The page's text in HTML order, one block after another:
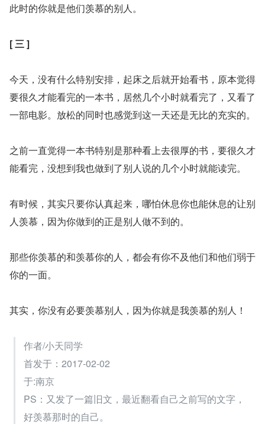
此时的你就是他们羡慕的别人。
[ 三 ]
今天，没有什么特别安排，起床之后就开始看书，原本觉得
要很久才能看完的一本书，居然几个小时就看完了，又看了
一部电影。放松的同时也感觉到这一天还是无比的充实的。
之前一直觉得一本书特别是那种看上去很厚的书，要很久才
能看完，没想到我也做到了别人说的几个小时就能读完。
有时候，其实只要你认真起来，哪怕休息你也能休息的让别
人羡慕，因为你做到的正是别人做不到的。
那些你羡慕的和羡慕你的人，都会有你不及他们和他们弱于
你的一面。
其实，你没有必要羡慕别人，因为你就是我羡慕的别人！
作者/小天同学
首发于：2017-02-02
于:南京
PS：又发了一篇旧文，最近翻看自己之前写的文字，
好羡慕那时的自己。